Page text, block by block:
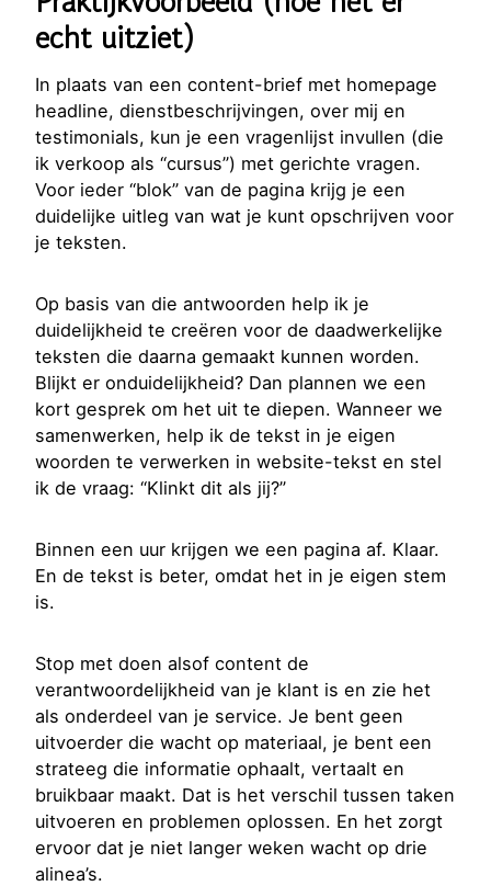
echt uitziet)
In plaats van een content-brief met homepage
headline, dienstbeschrijvingen, over mij en
testimonials, kun je een vragenlijst invullen (die
ik verkoop als “cursus”) met gerichte vragen.
Voor ieder “blok” van de pagina krijg je een
duidelijke uitleg van wat je kunt opschrijven voor
je teksten.
Op basis van die antwoorden help ik je
duidelijkheid te creëren voor de daadwerkelijke
teksten die daarna gemaakt kunnen worden.
Blijkt er onduidelijkheid? Dan plannen we een
kort gesprek om het uit te diepen. Wanneer we
samenwerken, help ik de tekst in je eigen
woorden te verwerken in website-tekst en stel
ik de vraag: “Klinkt dit als jij?”
Binnen een uur krijgen we een pagina af. Klaar.
En de tekst is beter, omdat het in je eigen stem
is.
Stop met doen alsof content de
verantwoordelijkheid van je klant is en zie het
als onderdeel van je service. Je bent geen
uitvoerder die wacht op materiaal, je bent een
strateeg die informatie ophaalt, vertaalt en
bruikbaar maakt. Dat is het verschil tussen taken
uitvoeren en problemen oplossen. En het zorgt
ervoor dat je niet langer weken wacht op drie
alinea’s.